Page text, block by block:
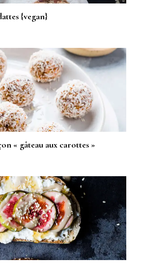
{vegan}
« gâteau aux carottes »